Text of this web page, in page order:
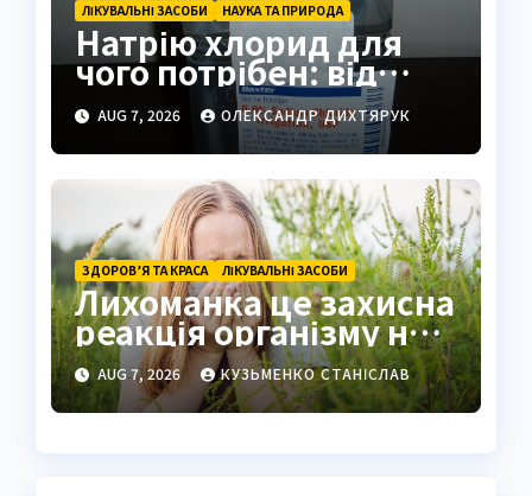
ЛІКУВАЛЬНІ ЗАСОБИ НАУКА ТА ПРИРОДА
Натрію хлорид для
чого потрібен: від
фізрозчину до
промисловості
AUG 7, 2026 ОЛЕКСАНДР ДИХТЯРУК
ЗДОРОВ’Я ТА КРАСА ЛІКУВАЛЬНІ ЗАСОБИ
Лихоманка це захисна
реакція організму на
інфекцію
AUG 7, 2026 КУЗЬМЕНКО СТАНІСЛАВ